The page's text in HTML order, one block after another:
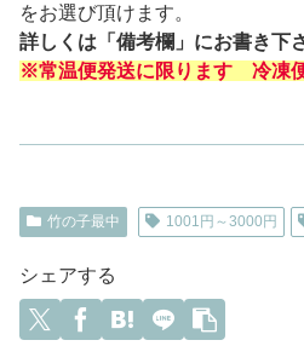
をお選び頂けます。
詳しくは「備考欄」にお書き下
※常温便発送に限ります 冷凍
竹の子最中 1001円～3000円
シェアする